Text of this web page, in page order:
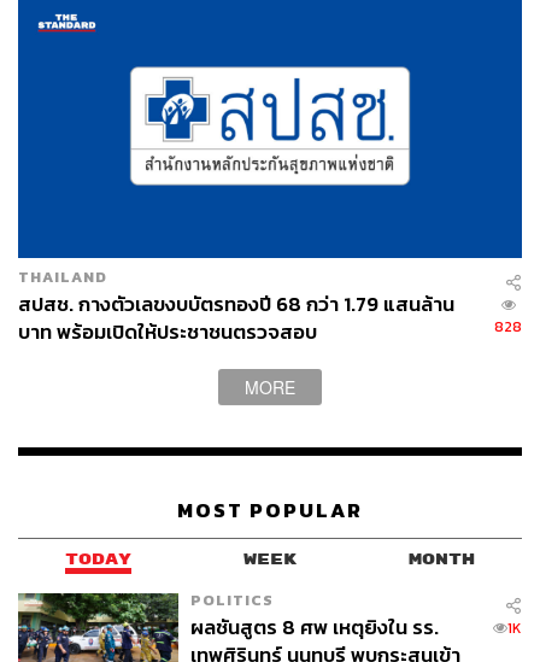
เลือกตั้งผู้ว่าฯ กทม
ผู้ว่าราชการกรุงเทพมหานคร
เย็นตรงจากโรงงาน [ADVERTORIAL]
THAILAND
สปสช. กางตัวเลขงบบัตรทองปี 68 กว่า 1.79 แสนล้าน
บาท พร้อมเปิดให้ประชาชนตรวจสอบ
828
MORE
MOST POPULAR
TODAY WEEK MONTH
POLITICS
ผลชันสูตร 8 ศพ เหตุยิงใน รร.
เทพศิรินทร์ นนทบุรี พบกระสุนเข้า
1K